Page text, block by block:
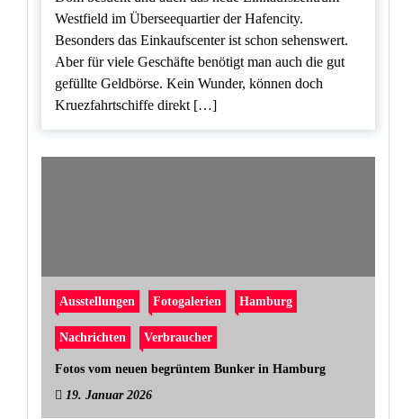
Westfield im Überseequartier der Hafencity.
Besonders das Einkaufscenter ist schon sehenswert.
Aber für viele Geschäfte benötigt man auch die gut
gefüllte Geldbörse. Kein Wunder, können doch
Kruezfahrtschiffe direkt […]
Ausstellungen Fotogalerien Hamburg
Nachrichten Verbraucher
Fotos vom neuen begrüntem Bunker in Hamburg
19. Januar 2026